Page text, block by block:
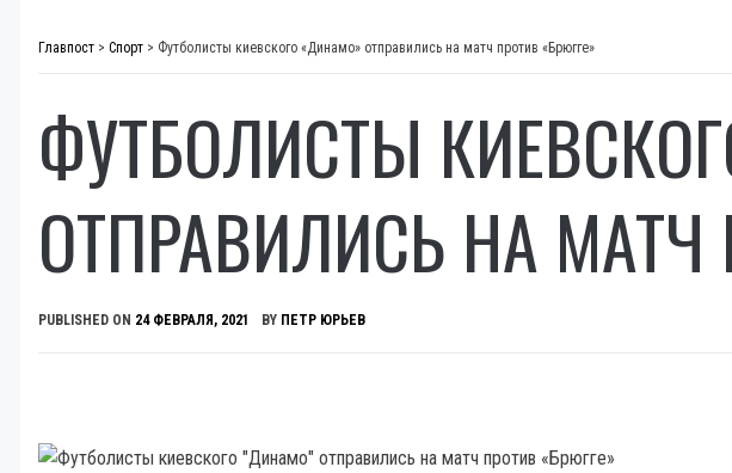
Главпост > Спорт > Футболисты киевского «Динамо» отправились на матч против «Брюгге»
ФУТБОЛИСТЫ
ОТПРАВИЛИСЬ НА МАТЧ
PUBLISHED ON 24 ФЕВРАЛЯ, 2021 BY ПЕТР ЮРЬЕВ